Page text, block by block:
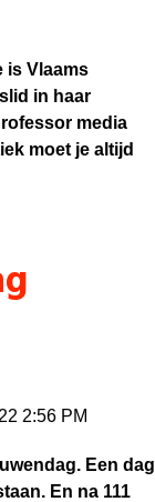
is Vlaams
in haar
media
moet je altijd
2:56 PM
Een dag
En na 111